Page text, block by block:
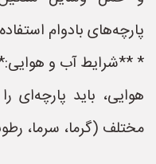
پارچه‌های بادوام
* **شرایط آب و
هوایی، باید پارچه‌ای
مختلف (گرما، سرما،